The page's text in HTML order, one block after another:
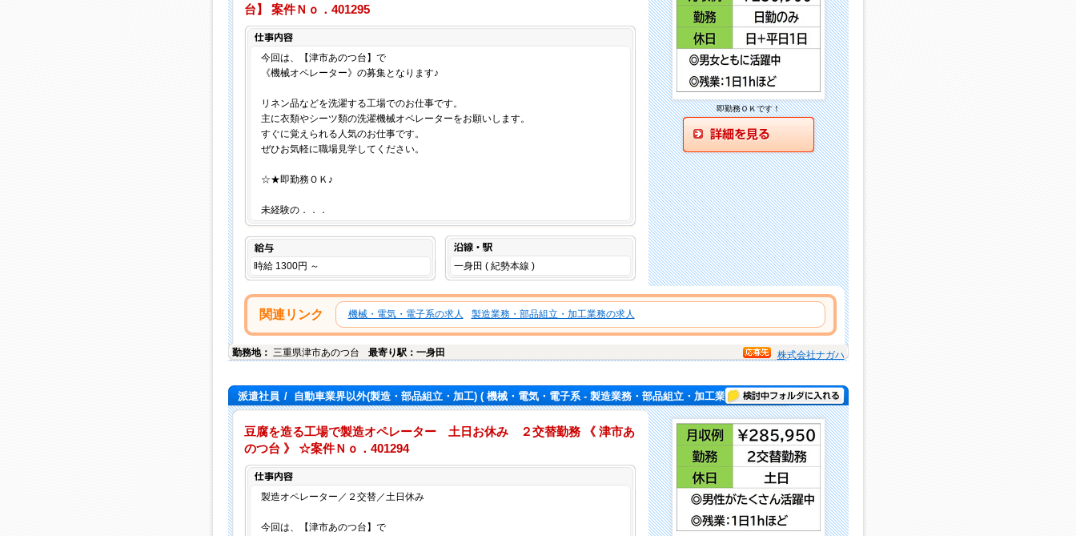
台】 案件Ｎｏ．401295
今回は、【津市あのつ台】で
《機械オペレーター》の募集となります♪
リネン品などを洗濯する工場でのお仕事です。
主に衣類やシーツ類の洗濯機械オペレーターをお願いします。
すぐに覚えられる人気のお仕事です。
ぜひお気軽に職場見学してください。
☆★即勤務ＯＫ♪
未経験の．．．
給与
時給 1300円 ～ 一身田 ( 紀勢本線 )
即勤務ＯＫです！
関連リンク 機械・電気・電子系の求人 製造業務・部品組立・加工業務の求人
勤務地： 三重県津市あのつ台 最寄り駅：一身田 株式会社ナガハ
派遣社員 / 自動車業界以外(製造・部品組立・加工)( 機械・電気・電子系 - 製造業務・部品組立・加工業務 )検討中フォルダに入れる
豆腐を造る工場で製造オペレーター 土日お休み ２交替勤務 《 津市あ
のつ台 》 ☆案件Ｎｏ．401294
製造オペレーター／２交替／土日休み
今回は、【津市あのつ台】で